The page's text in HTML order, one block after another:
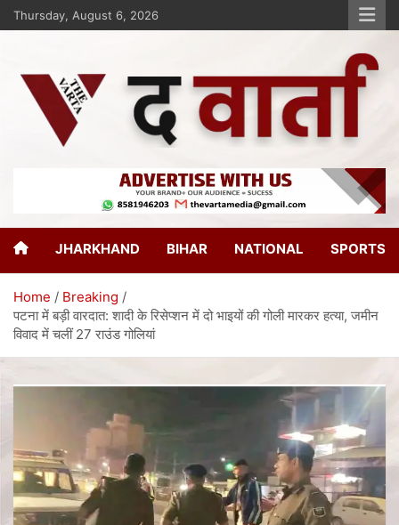
Thursday, August 6, 2026
The Varta
JHARKHAND BIHAR NATIONAL SPORTS
Home
Breaking
पटना में बड़ी वारदात: शादी के रिसेप्शन में दो भाइयों की गोली मारकर हत्या, जमीन
विवाद में चलीं 27 राउंड गोलियां